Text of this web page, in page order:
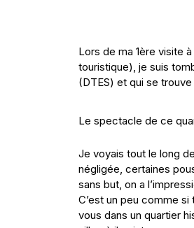
Lors de ma 1ère visite
touristique), je suis
(DTES) et qui se
Le spectacle de ce
Je voyais tout le long
négligée, certaines
sans but, on a
C’est un peu comme
vous dans un quartier